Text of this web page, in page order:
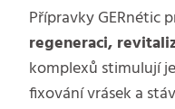
Přípravky GERnétic
regeneraci,
komplexů stimulují
fixování vrásek a